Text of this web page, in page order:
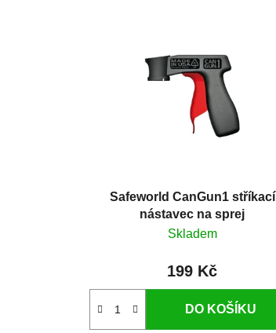
Safeworld CanGun1 stříkací
nástavec na sprej
Skladem
199 Kč
DO KOŠÍKU